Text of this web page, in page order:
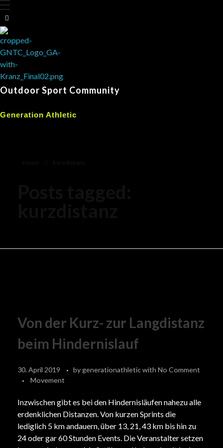
Outdoor Sport Community
Generation Athletic
Von der Kurz- zur Langdistanz
beim Hindernislauf
30. April 2019 by generationathleticwith No Comment
Movement
Inzwischen gibt es bei den Hindernisläufen nahezu alle
erdenklichen Distanzen. Von kurzen Sprints die
lediglich 5 km andauern, über 13, 21, 43 km bis hin zu
24 oder gar 60 Stunden Events. Die Veranstalter setzen